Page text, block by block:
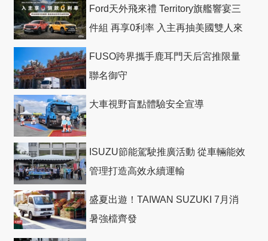
Ford天外飛來禮 Territory旗艦響宴三
件組 再享0利率 入主再抽美國雙人來
FUSO跨界攜手鹿耳門天后宮推限量
聯名御守
大車視野盲點體驗安全宣導
ISUZU節能駕駛推廣活動 從車輛能效
管理打造高效永續運輸
盛夏出遊！TAIWAN SUZUKI 7月消
暑強檔齊發